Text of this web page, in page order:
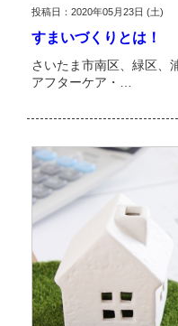
投稿日：2020年05月23日 (土)
すまいづくりとは！
さいたま市南区、緑区、
アフターケア・…